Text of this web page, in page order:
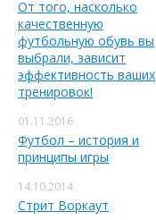
От того, насколько
качественную
футбольную обувь вы
выбрали, зависит
эффективность ваших
тренировок!
01.11.2016
Футбол – история и
принципы игры
14.10.2014
Стрит Воркаут